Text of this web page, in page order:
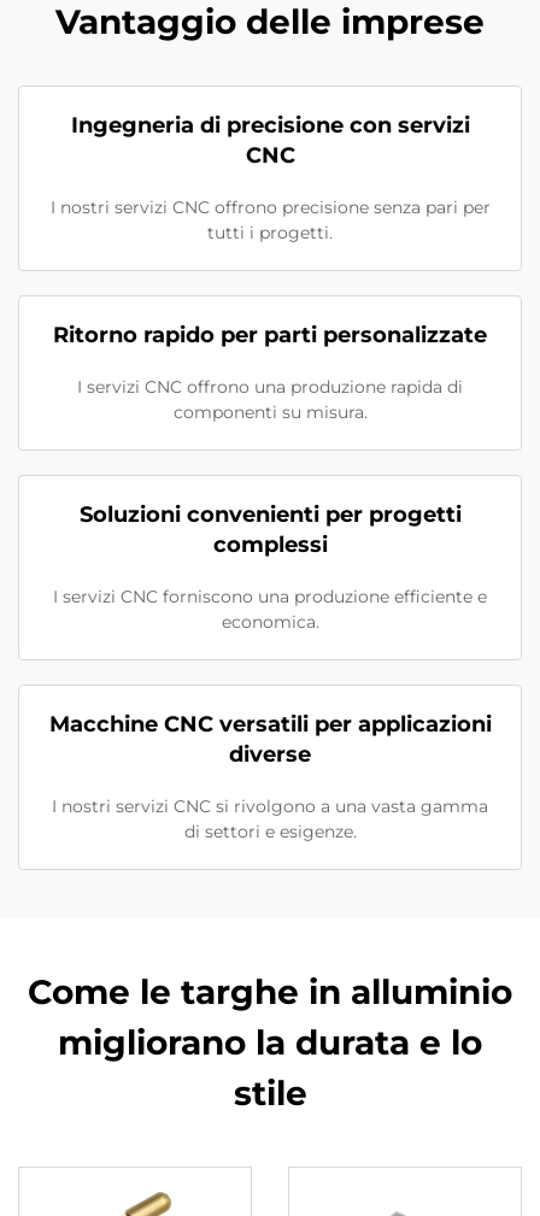
Vantaggio delle imprese
Ingegneria di precisione con servizi
CNC
I nostri servizi CNC offrono precisione senza pari per
tutti i progetti.
Ritorno rapido per parti personalizzate
I servizi CNC offrono una produzione rapida di
componenti su misura.
Soluzioni convenienti per progetti
complessi
I servizi CNC forniscono una produzione efficiente e
economica.
Macchine CNC versatili per applicazioni
diverse
I nostri servizi CNC si rivolgono a una vasta gamma
di settori e esigenze.
Come le targhe in alluminio
migliorano la durata e lo
stile